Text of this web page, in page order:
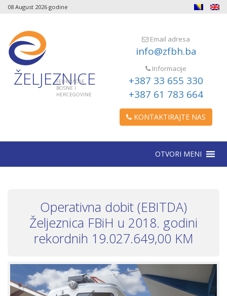
08 August 2026 godine
ŽELJEZNICE
FEDERACIJE
BOSNE I
HERCEGOVINE
Email adresa
info@zfbh.ba
Informacije
+387 33 655 330
+387 61 783 664
KONTAKTIRAJTE NAS
OTVORI MENI
Operativna dobit (EBITDA)
Željeznica FBiH u 2018. godini
rekordnih 19.027.649,00 KM